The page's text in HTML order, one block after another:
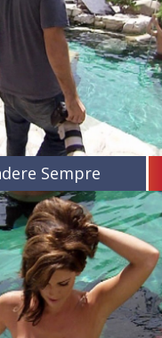
Sempre